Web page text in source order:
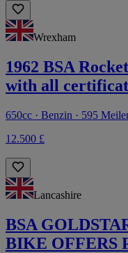
Wrexham
1962 BSA
with all
650cc · Benzin · 595
12.500 £
Lancashire
BSA
BIKE OFFERS